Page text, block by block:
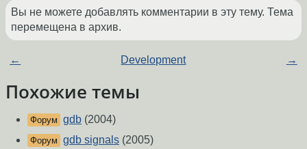
Вы не можете добавлять комментарии в эту тему. Тема
перемещена в архив.
← Development →
Похожие темы
Форум gdb (2004)
Форум gdb signals (2005)